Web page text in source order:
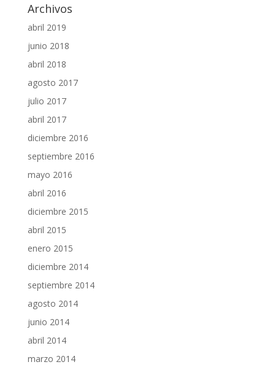
Archivos
abril 2019
junio 2018
abril 2018
agosto 2017
julio 2017
abril 2017
diciembre 2016
septiembre 2016
mayo 2016
abril 2016
diciembre 2015
abril 2015
enero 2015
diciembre 2014
septiembre 2014
agosto 2014
junio 2014
abril 2014
marzo 2014